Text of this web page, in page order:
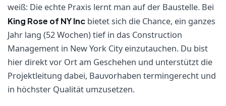
weiß: Die echte Praxis lernt man auf der Baustelle. Bei
King Rose of NY Inc bietet sich die Chance, ein ganzes
Jahr lang (52 Wochen) tief in das Construction
Management in New York City einzutauchen. Du bist
hier direkt vor Ort am Geschehen und unterstützt die
Projektleitung dabei, Bauvorhaben termingerecht und
in höchster Qualität umzusetzen.